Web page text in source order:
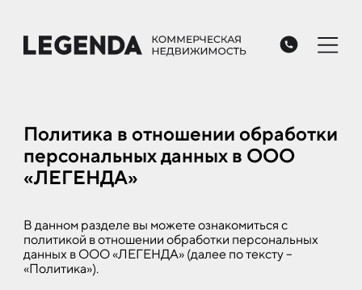
Политика в отношении обработки
персональных данных в ООО
«ЛЕГЕНДА»
В данном разделе вы можете ознакомиться с
политикой в отношении обработки персональных
данных в ООО «ЛЕГЕНДА» (далее по тексту –
«Политика»).